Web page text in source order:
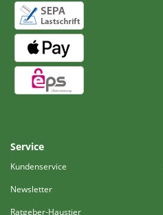
Service
Kundenservice
Newsletter
Ratgeber-Haustier